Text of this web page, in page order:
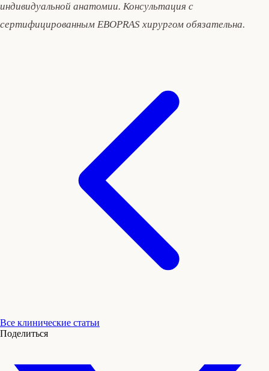
индивидуальной анатомии. Консультация с
сертифицированным EBOPRAS хирургом обязательна.
Все клинические статьи
Поделиться